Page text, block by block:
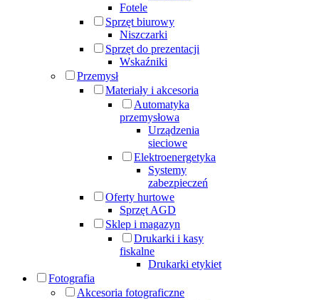
Fotele
Sprzęt biurowy
Niszczarki
Sprzęt do prezentacji
Wskaźniki
Przemysł
Materiały i akcesoria
Automatyka
przemysłowa
Urządzenia
sieciowe
Elektroenergetyka
Systemy
zabezpieczeń
Oferty hurtowe
Sprzęt AGD
Sklep i magazyn
Drukarki i kasy
fiskalne
Drukarki etykiet
Fotografia
Akcesoria fotograficzne